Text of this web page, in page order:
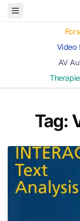
Toggle Menu
Video
AV
Tag: